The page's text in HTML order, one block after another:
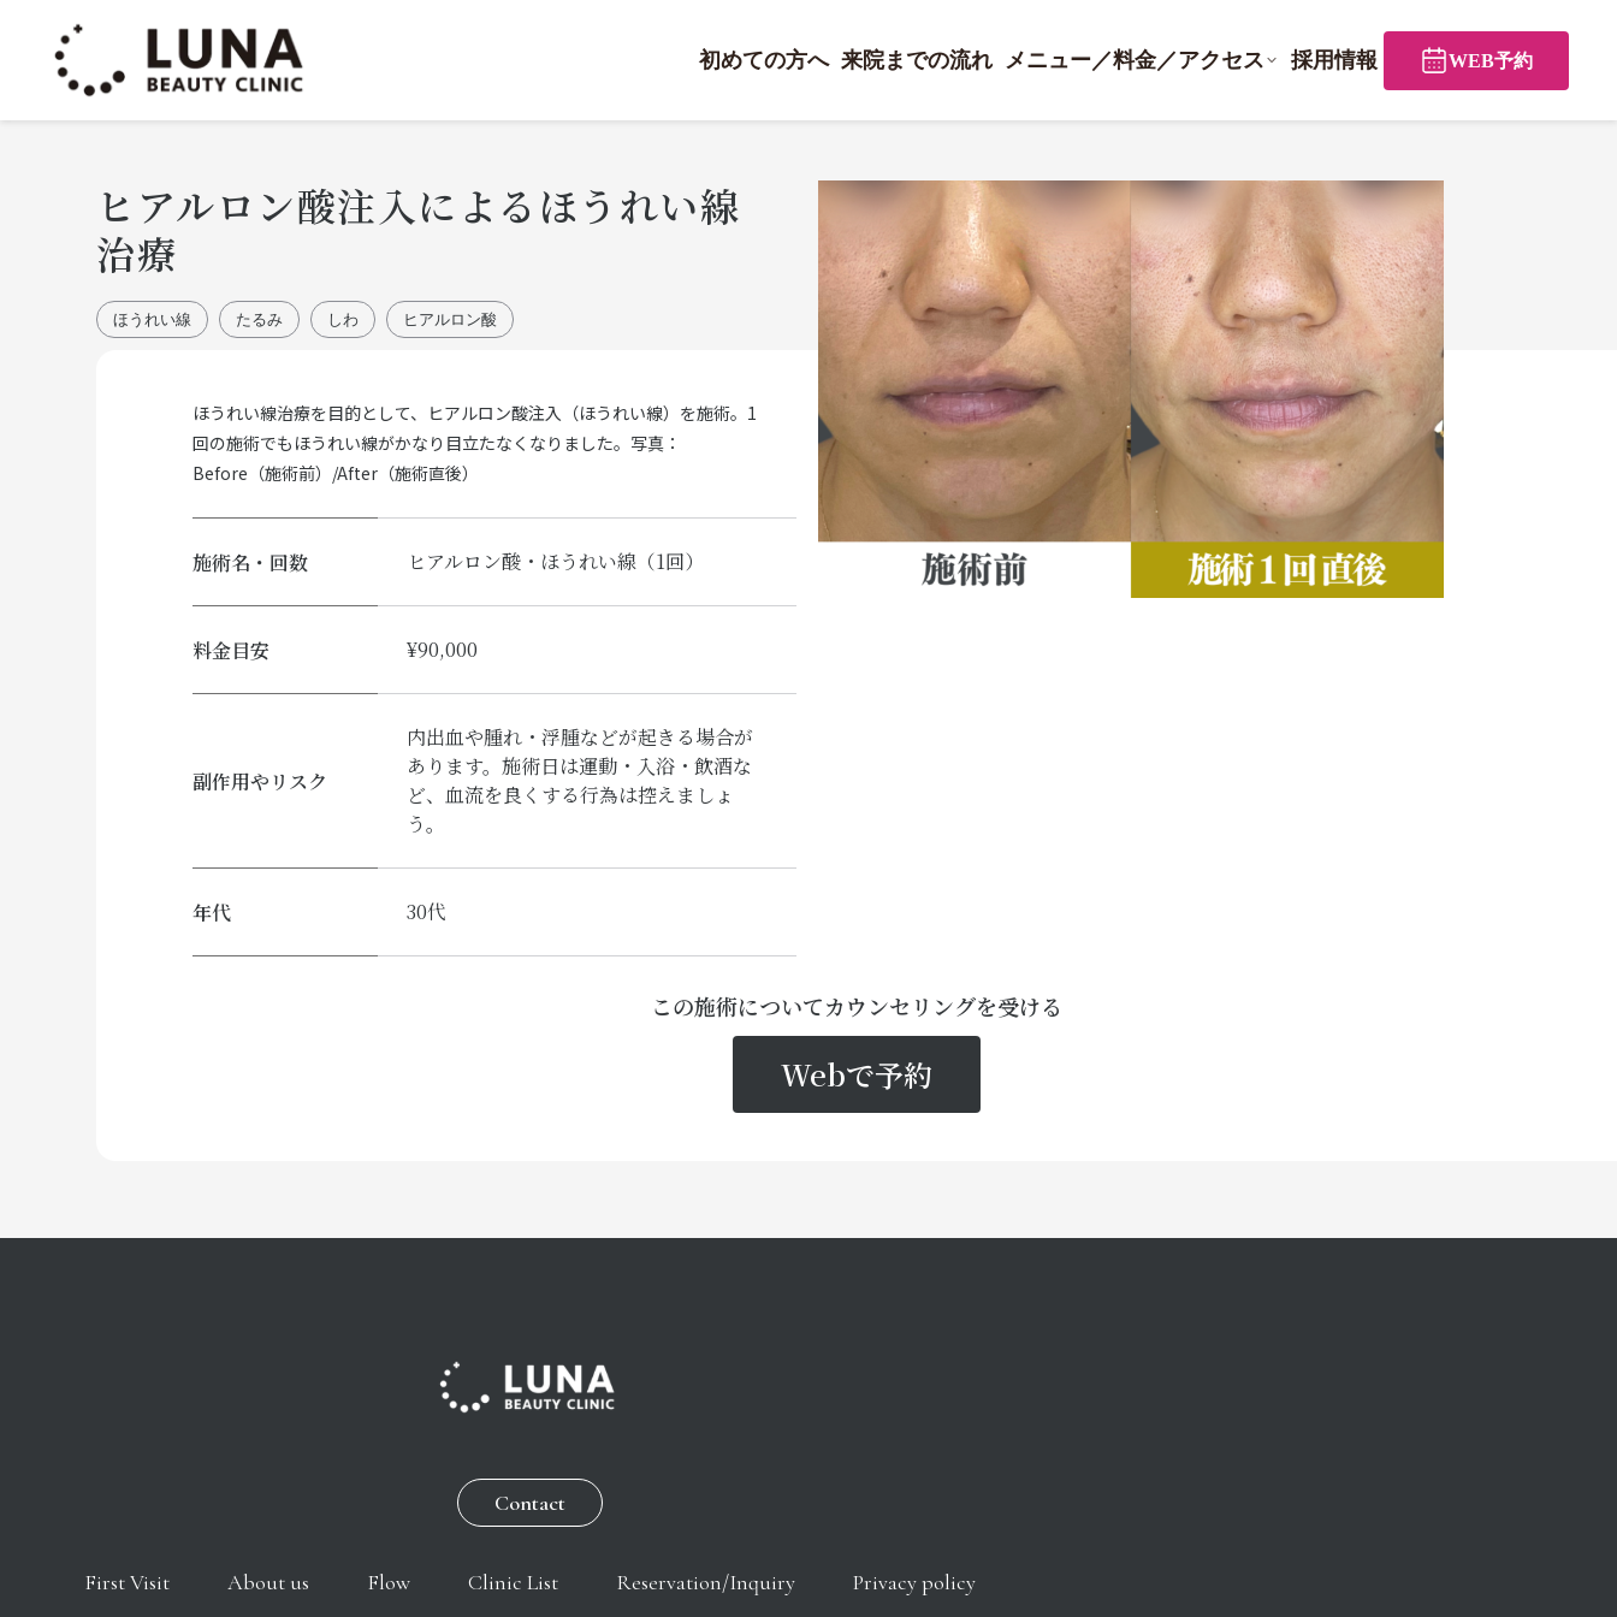
初めての方へ 来院までの流れ メニュー／料金／アクセス 採用情報 WEB予約
ヒアルロン酸注入によるほうれい線
治療
ほうれい線 たるみ しわ ヒアルロン酸
ほうれい線治療を目的として、ヒアルロン酸注入（ほうれい線）を施術。1
回の施術でもほうれい線がかなり目立たなくなりました。写真：
Before（施術前）/After（施術直後）
施術名・回数 ヒアルロン酸・ほうれい線（1回）
料金目安 ¥90,000
副作用やリスク
内出血や腫れ・浮腫などが起きる場合が
あります。施術日は運動・入浴・飲酒な
ど、血流を良くする行為は控えましょ
う。
年代 30代
この施術についてカウンセリングを受ける
Webで予約
Contact
First Visit About us Flow Clinic List Reservation/Inquiry Privacy policy